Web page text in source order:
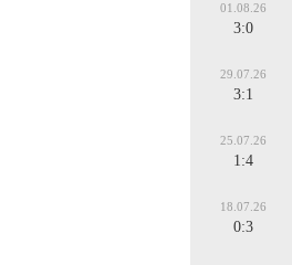
01.08.26
3:0
29.07.26
3:1
25.07.26
1:4
18.07.26
0:3